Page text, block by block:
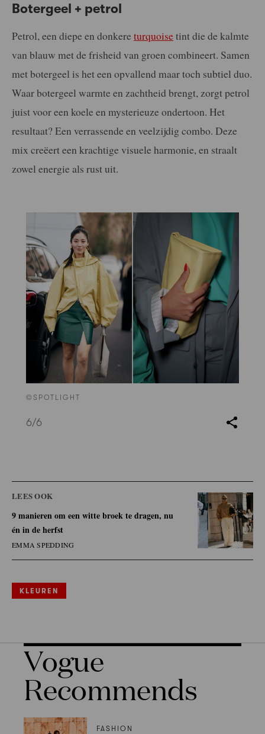
Botergeel + petrol
Petrol, een diepe en donkere turquoisetint die de kalmte
van blauw met de frisheid van groen combineert. Samen
met botergeel is het een opvallend maar toch subtiel duo.
Waar botergeel warmte en zachtheid brengt, zorgt petrol
juist voor een koele en mysterieuze ondertoon. Het
resultaat? Een verrassende en veelzijdig combo. Deze
mix creëert een krachtige visuele harmonie, en straalt
zowel energie als rust uit.
©SPOTLIGHT
6/6
LEES OOK
9 manieren om een witte broek te dragen, nu
én in de herfst
EMMA SPEDDING
KLEUREN
Vogue
Recommends
FASHION